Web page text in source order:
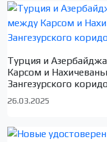
Турция и
Карсом и
Зангезурского
26.03.2025